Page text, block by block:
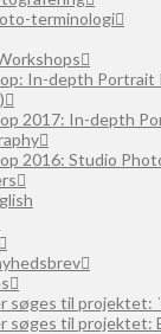
terminologi
In-depth Portrait
2017: In-depth
2016: Studio
søges til projektet:
søges til projektet: